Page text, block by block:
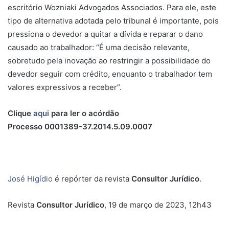
escritório Wozniaki Advogados Associados. Para ele, este
tipo de alternativa adotada pelo tribunal é importante, pois
pressiona o devedor a quitar a dívida e reparar o dano
causado ao trabalhador: “É uma decisão relevante,
sobretudo pela inovação ao restringir a possibilidade do
devedor seguir com crédito, enquanto o trabalhador tem
valores expressivos a receber”.
Clique aqui para ler o acórdão
Processo 0001389-37.2014.5.09.0007
José Higídio é repórter da revista Consultor Jurídico.
Revista Consultor Jurídico, 19 de março de 2023, 12h43